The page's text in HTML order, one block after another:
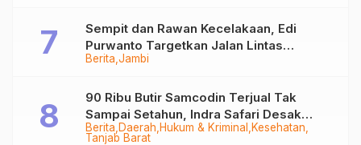
Berita Jambi
Sempit dan Rawan Kecelakaan, Edi
Purwanto Targetkan Jalan Lintas
Tungkal-Jambi Mulus di 2028
Berita Daerah Hukum & Kriminal
Kesehatan
Tanjab Barat
90 Ribu Butir Samcodin Terjual Tak
Sampai Setahun, Indra Safari Desak
Audit Menyeluruh